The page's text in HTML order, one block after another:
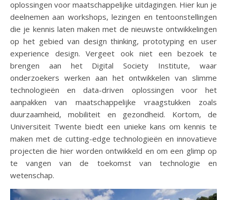
oplossingen voor maatschappelijke uitdagingen. Hier kun je
deelnemen aan workshops, lezingen en tentoonstellingen
die je kennis laten maken met de nieuwste ontwikkelingen
op het gebied van design thinking, prototyping en user
experience design. Vergeet ook niet een bezoek te
brengen aan het Digital Society Institute, waar
onderzoekers werken aan het ontwikkelen van slimme
technologieën en data-driven oplossingen voor het
aanpakken van maatschappelijke vraagstukken zoals
duurzaamheid, mobiliteit en gezondheid. Kortom, de
Universiteit Twente biedt een unieke kans om kennis te
maken met de cutting-edge technologieën en innovatieve
projecten die hier worden ontwikkeld en om een glimp op
te vangen van de toekomst van technologie en
wetenschap.